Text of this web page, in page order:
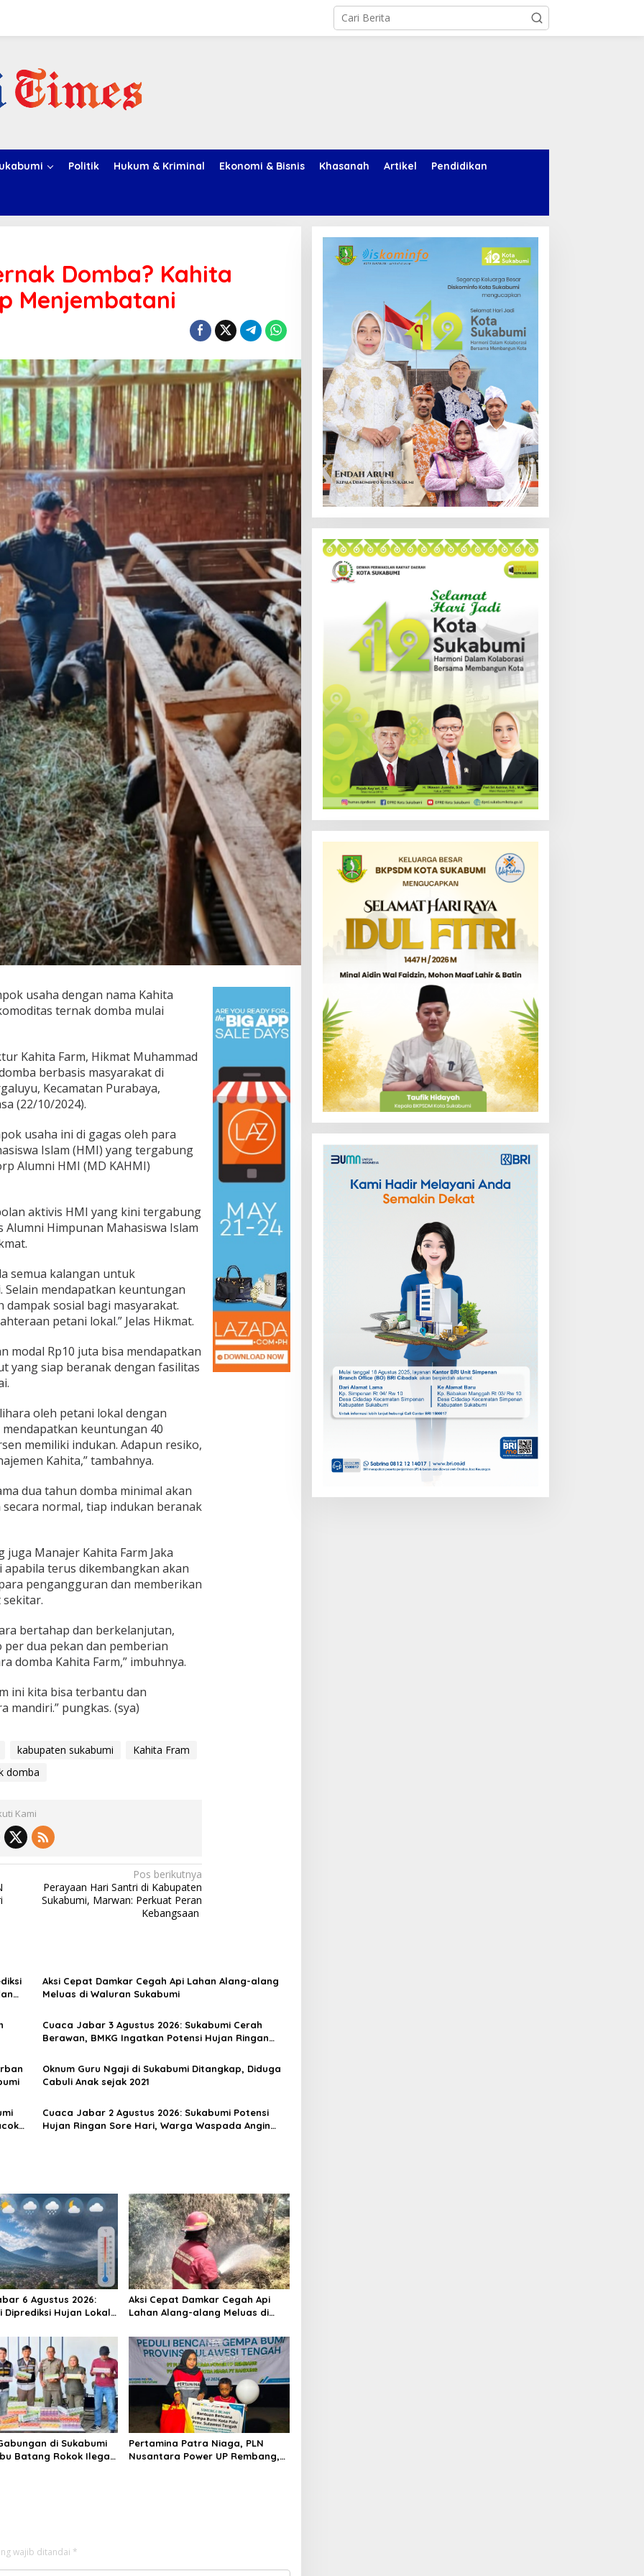
Politik Hukum & Kriminal Ekonomi & Bisnis Khasanah Artikel Pendidikan
Domba? Kahita
Menjembatani
usaha dengan nama Kahita
ternak domba mulai
Kahita Farm, Hikmat Muhammad
berbasis masyarakat di
Kecamatan Purabaya,
(22/10/2024).
usaha ini di gagas oleh para
Islam (HMI) yang tergabung
Alumni HMI (MD KAHMI)
aktivis HMI yang kini tergabung
Himpunan Mahasiswa Islam
semua kalangan untuk
Selain mendapatkan keuntungan
sosial bagi masyarakat.
petani lokal.” Jelas Hikmat.
modal Rp10 juta bisa mendapatkan
yang siap beranak dengan fasilitas
oleh petani lokal dengan
keuntungan 40
memiliki indukan. Adapun resiko,
Kahita,” tambahnya.
dua tahun domba minimal akan
normal, tiap indukan beranak
Manajer Kahita Farm Jaka
apabila terus dikembangkan akan
pengangguran dan memberikan
bertahap dan berkelanjutan,
dua pekan dan pemberian
domba Kahita Farm,” imbuhnya.
ini kita bisa terbantu dan
mandiri.” pungkas. (sya)
kabupaten sukabumi
Kahita Fram
domba
Kami
Pos berikutnya
Perayaan Hari Santri di Kabupaten
Sukabumi, Marwan: Perkuat Peran
Kebangsaan
Aksi Cepat Damkar Cegah Api Lahan Alang-alang
Meluas di Waluran Sukabumi
Cuaca Jabar 3 Agustus 2026: Sukabumi Cerah
Berawan, BMKG Ingatkan Potensi Hujan Ringan
Oknum Guru Ngaji di Sukabumi Ditangkap, Diduga
Cabuli Anak sejak 2021
Cuaca Jabar 2 Agustus 2026: Sukabumi Potensi
Hujan Ringan Sore Hari, Warga Waspada Angin
6 Agustus 2026:
Diprediksi Hujan Lokal,
Kencang
Aksi Cepat Damkar Cegah Api
Lahan Alang-alang Meluas di
di Sukabumi
Batang Rokok Ilegal
Pertamina Patra Niaga, PLN
Nusantara Power UP Rembang,
wajib ditandai *